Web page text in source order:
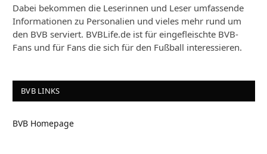
Dabei bekommen die Leserinnen und Leser umfassende
Informationen zu Personalien und vieles mehr rund um
den BVB serviert. BVBLife.de ist für eingefleischte BVB-
Fans und für Fans die sich für den Fußball interessieren.
BVB LINKS
BVB Homepage